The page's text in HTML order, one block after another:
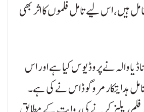
ہیں، اس لیے تامل فلموں کا اثر بھی
نے پروڈیوس کیا ہے اور اس
ہدایتکار مروگوڈاس نے کی ہے۔